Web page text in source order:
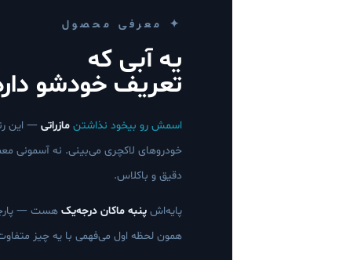
✦ معرفی محصول
یه آبی که
تعریف خودشو
اسمش رو بیخود نذاشتنمازراتی — این
خودروهای لاکچری می‌بینی. نه آسمونی
دقیق و باکلاس.
پایه‌اشپنبه ماکان درجه‌یک هست —
همون لحظه اول می‌فهمی با یه چیز